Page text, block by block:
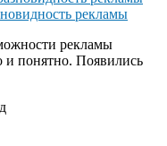
рекламы
рекламы
и понятно. Появились